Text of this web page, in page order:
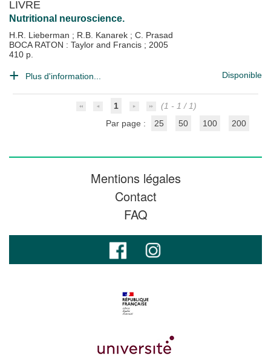
LIVRE
Nutritional neuroscience.
H.R. Lieberman ; R.B. Kanarek ; C. Prasad
BOCA RATON : Taylor and Francis ; 2005
410 p.
Plus d'information... Disponible
1
(1 - 1 / 1)
Par page :
25 50 100 200
Mentions légales
Contact
FAQ